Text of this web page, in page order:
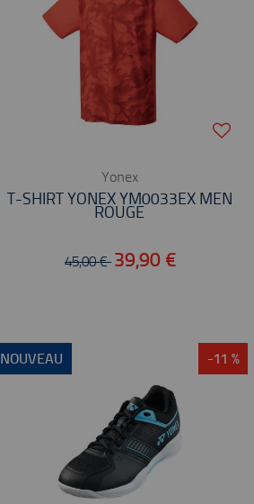
Yonex
T-SHIRT YONEX YM0033EX MEN
ROUGE
45,00 €39,90 €
NOUVEAU -11 %